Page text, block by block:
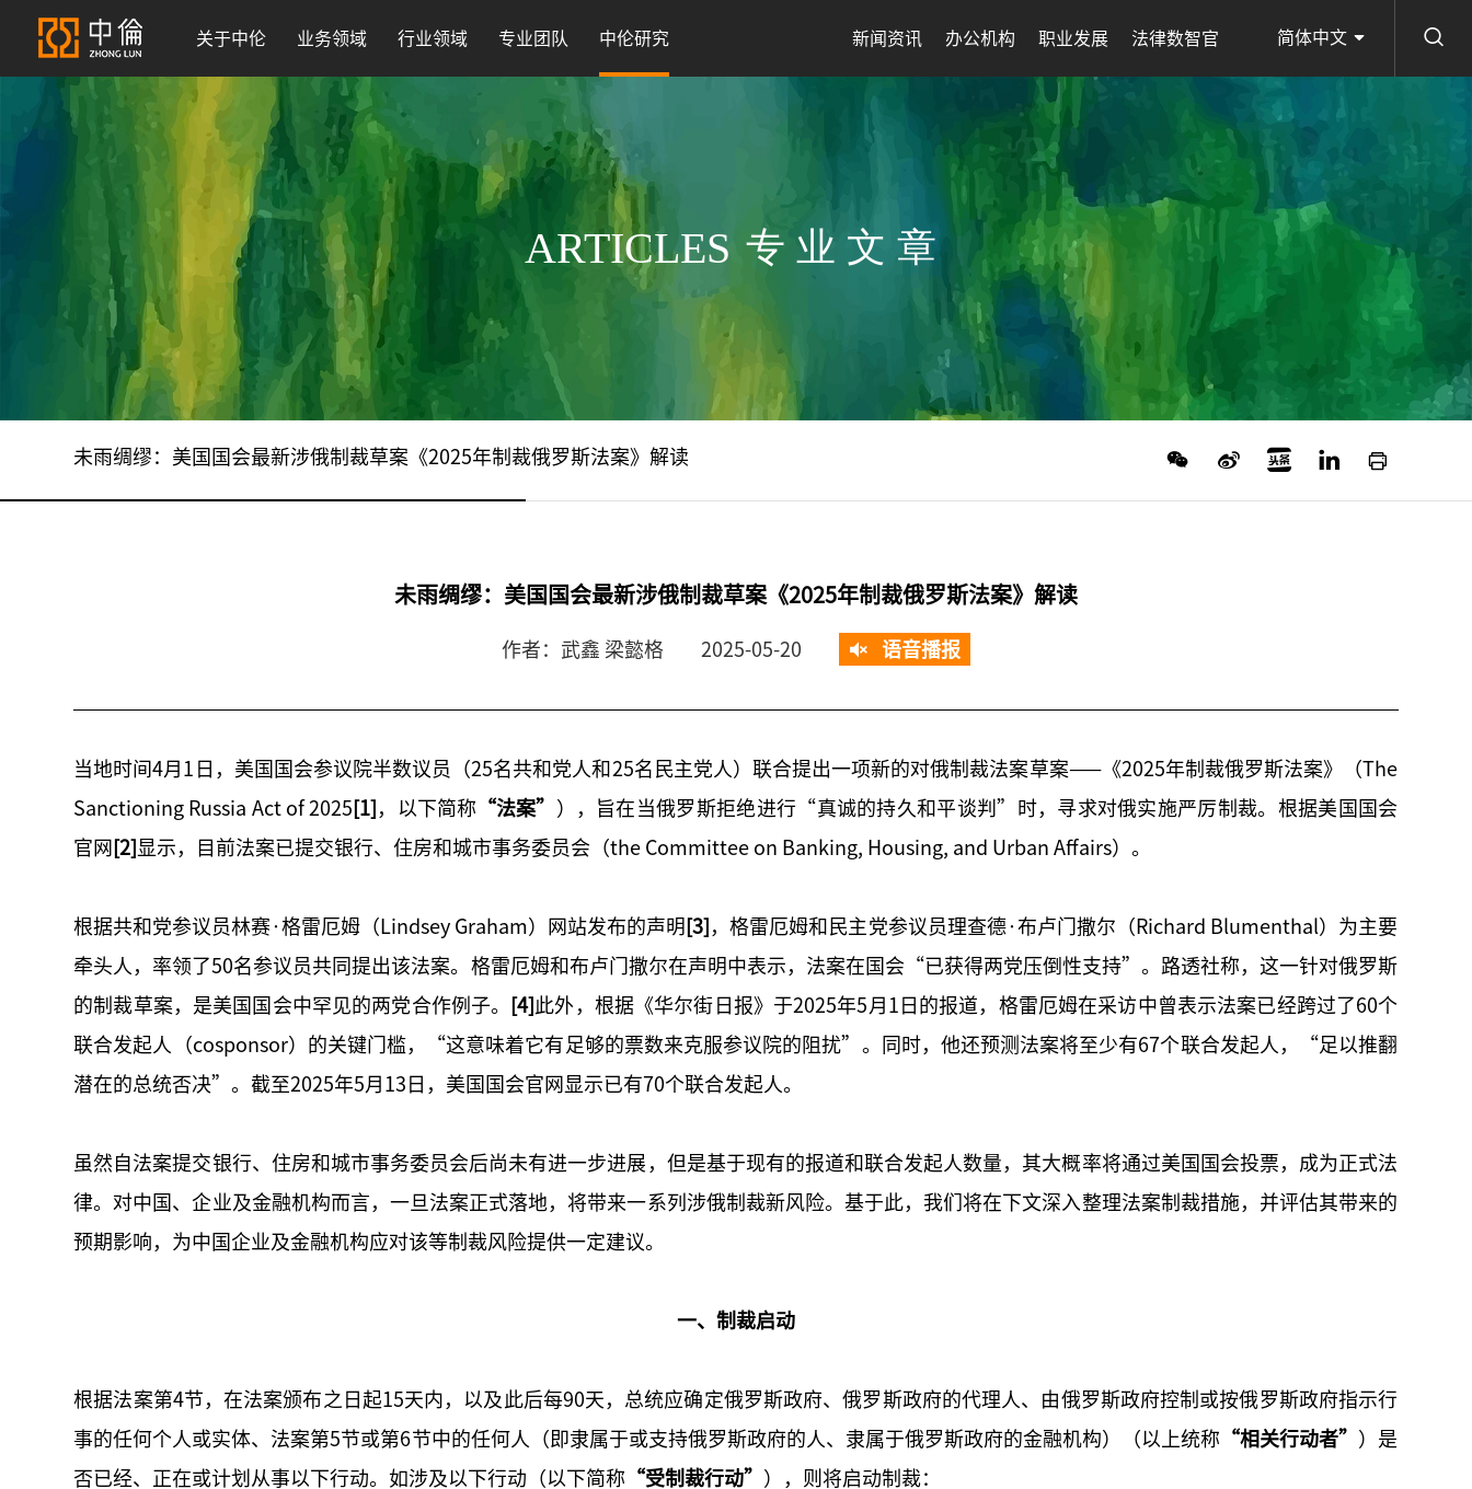
关于中伦 业务领域 行业领域 专业团队 中伦研究 新闻资讯 办公机构 职业发展 法律数智官 简体中文
ARTICLES 专业文章
未雨绸缪：美国国会最新涉俄制裁草案《2025年制裁俄罗斯法案》解读
未雨绸缪：美国国会最新涉俄制裁草案《2025年制裁俄罗斯法案》解读
作者：武鑫 梁懿格 2025-05-20 语音播报
当地时间4月1日，美国国会参议院半数议员（25名共和党人和25名民主党人）联合提出一项新的对俄制裁法案草案——《2025年制裁俄罗斯法案》（The
Sanctioning Russia Act of 2025 [1] ，以下简称 “法案” ），旨在当俄罗斯拒绝进行“真诚的持久和平谈判”时，寻求对俄实施严厉制裁。根据美国国会
官网 [2] 显示，目前法案已提交银行、住房和城市事务委员会（the Committee on Banking, Housing, and Urban Affairs）。
根据共和党参议员林赛·格雷厄姆（Lindsey Graham）网站发布的声明 [3] ，格雷厄姆和民主党参议员理查德·布卢门撒尔（Richard Blumenthal）为主要
牵头人，率领了50名参议员共同提出该法案。格雷厄姆和布卢门撒尔在声明中表示，法案在国会“已获得两党压倒性支持”。路透社称，这一针对俄罗斯
的制裁草案，是美国国会中罕见的两党合作例子。
[4] 此外，根据《华尔街日报》于2025年5月1日的报道，格雷厄姆在采访中曾表示法案已经跨过了60个
联合发起人（cosponsor）的关键门槛，“这意味着它有足够的票数来克服参议院的阻扰”。同时，他还预测法案将至少有67个联合发起人，“足以推翻
潜在的总统否决”。截至2025年5月13日，美国国会官网显示已有70个联合发起人。
虽然自法案提交银行、住房和城市事务委员会后尚未有进一步进展，但是基于现有的报道和联合发起人数量，其大概率将通过美国国会投票，成为正式法
律。对中国、企业及金融机构而言，一旦法案正式落地，将带来一系列涉俄制裁新风险。基于此，我们将在下文深入整理法案制裁措施，并评估其带来的
预期影响，为中国企业及金融机构应对该等制裁风险提供一定建议。
一、制裁启动
根据法案第4节，在法案颁布之日起15天内，以及此后每90天，总统应确定俄罗斯政府、俄罗斯政府的代理人、由俄罗斯政府控制或按俄罗斯政府指示行
事的任何个人或实体、法案第5节或第6节中的任何人（即隶属于或支持俄罗斯政府的人、隶属于俄罗斯政府的金融机构）（以上统称 “相关行动者” ）是
否已经、正在或计划从事以下行动。如涉及以下行动（以下简称 “受制裁行动” ），则将启动制裁：